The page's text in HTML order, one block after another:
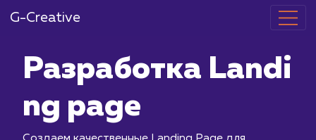
G-Creative
Разработка